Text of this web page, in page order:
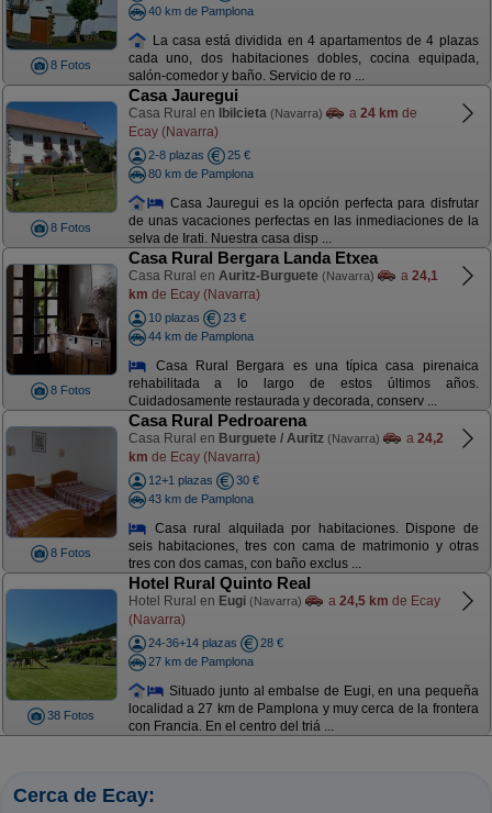
8 Fotos
40 km de Pamplona
La casa está dividida en 4 apartamentos de 4 plazas
cada uno, dos habitaciones dobles, cocina equipada,
salón-comedor y baño. Servicio de ro ...
8 Fotos
Casa Jauregui
Casa Rural en Ibilcieta (Navarra) a 24 km de
Ecay (Navarra)
2-8 plazas
25 €
80 km de Pamplona
Casa Jauregui es la opción perfecta para disfrutar
de unas vacaciones perfectas en las inmediaciones de la
selva de Irati. Nuestra casa disp ...
8 Fotos
Casa Rural Bergara Landa Etxea
Casa Rural en Auritz-Burguete (Navarra) a 24,1
km de Ecay (Navarra)
10 plazas
23 €
44 km de Pamplona
Casa Rural Bergara es una típica casa pirenaica
rehabilitada a lo largo de estos últimos años.
Cuidadosamente restaurada y decorada, conserv ...
8 Fotos
Casa Rural Pedroarena
Casa Rural en Burguete / Auritz (Navarra) a 24,2
km de Ecay (Navarra)
12+1 plazas
30 €
43 km de Pamplona
Casa rural alquilada por habitaciones. Dispone de
seis habitaciones, tres con cama de matrimonio y otras
tres con dos camas, con baño exclus ...
38 Fotos
Hotel Rural Quinto Real
Hotel Rural en Eugi (Navarra) a 24,5 km de Ecay
(Navarra)
24-36+14 plazas
28 €
27 km de Pamplona
Situado junto al embalse de Eugi, en una pequeña
localidad a 27 km de Pamplona y muy cerca de la frontera
con Francia. En el centro del triá ...
Cerca de Ecay: